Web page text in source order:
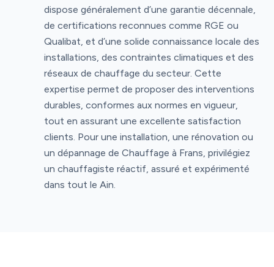
dispose généralement d’une garantie décennale,
de certifications reconnues comme RGE ou
Qualibat, et d’une solide connaissance locale des
installations, des contraintes climatiques et des
réseaux de chauffage du secteur. Cette
expertise permet de proposer des interventions
durables, conformes aux normes en vigueur,
tout en assurant une excellente satisfaction
clients. Pour une installation, une rénovation ou
un dépannage de Chauffage à Frans, privilégiez
un chauffagiste réactif, assuré et expérimenté
dans tout le Ain.